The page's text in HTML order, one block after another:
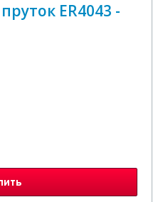
ER4043 -